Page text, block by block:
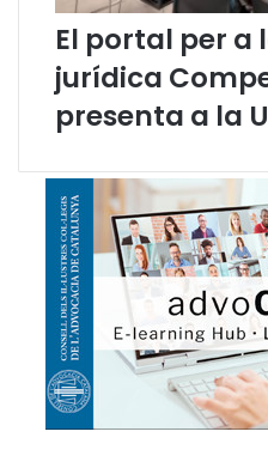
d
e
s
n
e
s
El portal per a
jurídica
presenta a la